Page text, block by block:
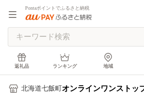
Pontaポイントでふるさと納税
返礼品 ランキング 地域
北海道七飯町 オンラインワンストッ